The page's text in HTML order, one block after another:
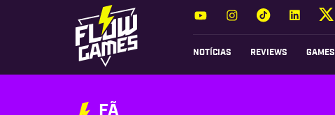
NOTÍCIAS REVIEWS GAMES
FÃ